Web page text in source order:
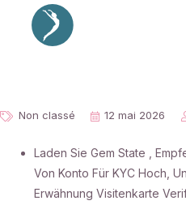
Non classé 12 mai 2026
Laden Sie Gem State ,
Von Konto Für KYC Hoch,
Erwähnung Visitenkarte